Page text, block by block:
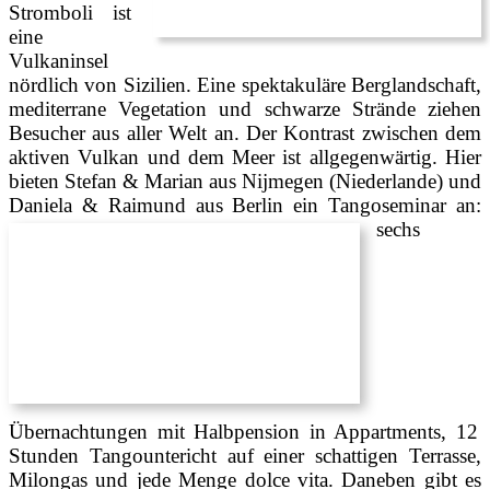
Stromboli ist
eine
Vulkaninsel
nördlich von Sizilien. Eine spektakuläre Berglandschaft,
mediterrane Vegetation und schwarze Strände ziehen
Besucher aus aller Welt an. Der Kontrast zwischen dem
aktiven Vulkan und dem Meer ist allgegenwärtig. Hier
bieten Stefan & Marian aus Nijmegen (Niederlande) und
Daniela & Raimund aus Berlin ein Tangoseminar an:
sechs
Übernachtungen mit Halbpension in Appartments, 12
Stunden Tangountericht auf einer schattigen Terrasse,
Milongas und jede Menge dolce vita. Daneben gibt es